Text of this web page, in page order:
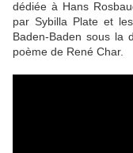
dédiée à Hans
par Sybilla Plate et
Baden-Baden sous la
poème de René Char.